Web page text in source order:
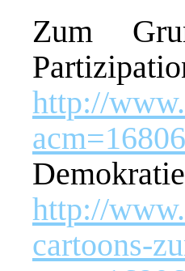
Zum
http://
http://
cartoons-